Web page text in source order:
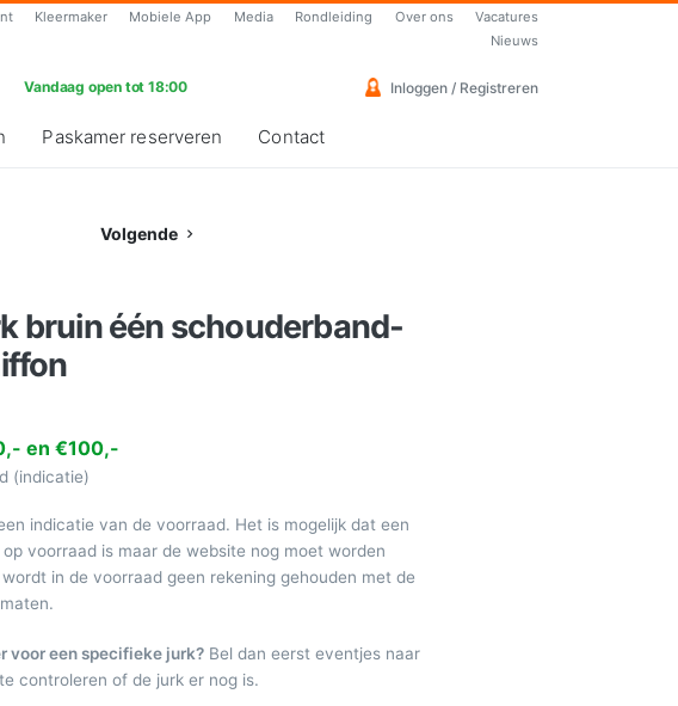
Kleermaker Mobiele App Media Rondleiding Over ons
Vacatures
Nieuws
Vandaag open tot 18:00 Inloggen / Registreren
Paskamer reserveren Contact
Volgende
bruin één schouderband-
en €100,-
(indicatie)
indicatie van de voorraad. Het is mogelijk dat een
voorraad is maar de website nog moet worden
in de voorraad geen rekening gehouden met de
voor een specifieke jurk? Bel dan eerst eventjes naar
controleren of de jurk er nog is.